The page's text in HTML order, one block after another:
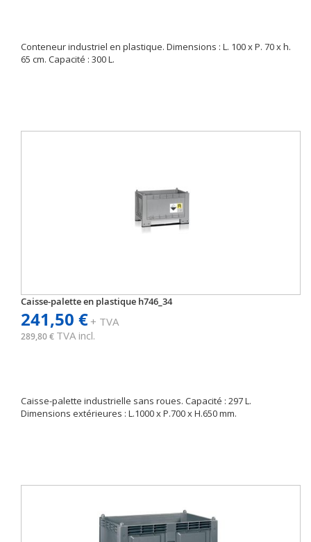
Conteneur industriel en plastique. Dimensions : L. 100 x P. 70 x h.
65 cm. Capacité : 300 L.
Caisse-palette en plastique h746_34
241,50 €+ TVA
289,80 € TVA incl.
Caisse-palette industrielle sans roues. Capacité : 297 L.
Dimensions extérieures : L.1000 x P.700 x H.650 mm.